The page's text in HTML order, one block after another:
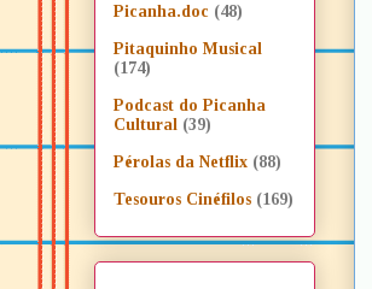
Picanha.doc (48)
Pitaquinho Musical
(174)
Podcast do Picanha
Cultural (39)
Pérolas da Netflix (88)
Tesouros Cinéfilos (169)